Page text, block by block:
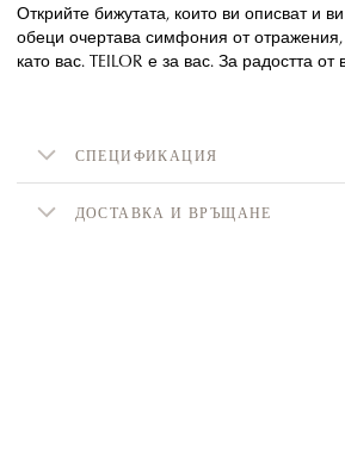
Открийте бижутата, които ви описват и
обеци очертава симфония от
като вас. TEILOR е за вас. За радостта
СПЕЦИФИКАЦИЯ
ДОСТАВКА И ВРЪЩАНЕ